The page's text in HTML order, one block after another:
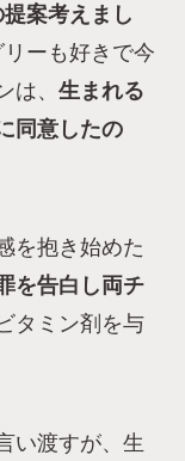
案考えまし
ーも好きで今
は、 生まれる
同意したの
を抱き始めた
を告白し両チ
タミン剤を与
い渡すが、生